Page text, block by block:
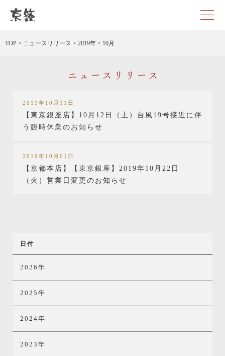
TOP > ニュースリリース > 2019年 > 10月
2019年10月11日
【東京銀座店】10月12日（土）台風19号接近に伴
う臨時休業のお知らせ
2019年10月01日
【京都本店】【東京銀座】2019年10月22日
（火）営業日変更のお知らせ
日付
2026年
2025年
2024年
2023年